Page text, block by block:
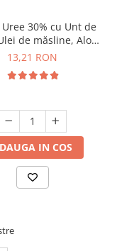
Uree 30% cu Unt de
de măsline, Aloe
Extract Lavandă, 50
13,21 RON
IN COS